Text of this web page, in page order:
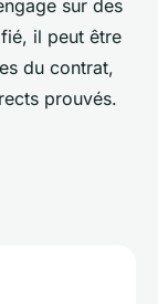
sur des
il peut être
du contrat,
prouvés.